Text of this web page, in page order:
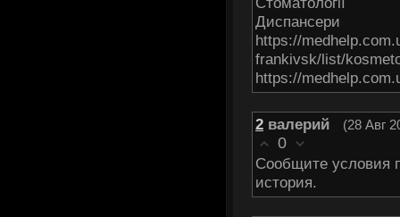
Диcпансepи
https://
frankivsk/list/
https://
2 валерий (28 Авг
0
Сообщите условия
история.